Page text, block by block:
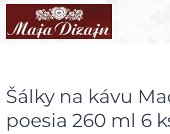
Šálky na kávu
poesia 260 ml 6